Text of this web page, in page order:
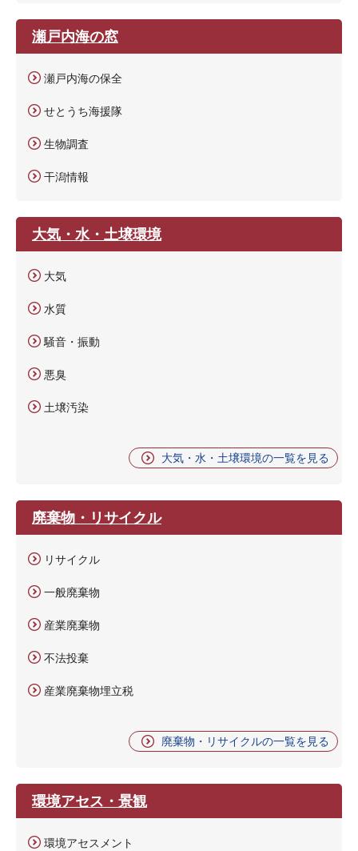
瀬戸内海の窓
瀬戸内海の保全
せとうち海援隊
生物調査
干潟情報
大気・水・土壌環境
大気
水質
騒音・振動
悪臭
土壌汚染
大気・水・土壌環境の一覧を見る
廃棄物・リサイクル
リサイクル
一般廃棄物
産業廃棄物
不法投棄
産業廃棄物埋立税
廃棄物・リサイクルの一覧を見る
環境アセス・景観
環境アセスメント